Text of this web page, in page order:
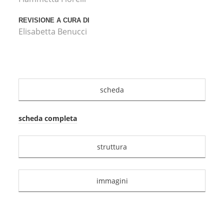
REVISIONE A CURA DI
Elisabetta Benucci
scheda
scheda completa
struttura
immagini